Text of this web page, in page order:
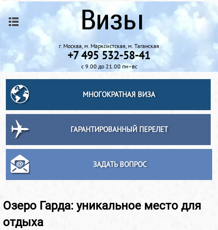
г. Москва, м. Марксистская, м. Таганская
+7 495 532-58-41
с 9.00 до 21.00 пн–вс
МНОГОКРАТНАЯ ВИЗА
ГАРАНТИРОВАННЫЙ ПЕРЕЛЕТ
ЗАДАТЬ ВОПРОС
Озеро Гарда: уникальное место для
отдыха